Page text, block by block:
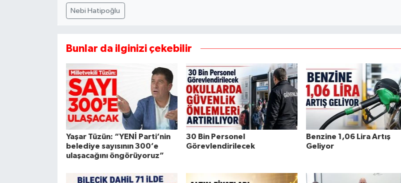
Nebi Hatipoğlu
Bunlar da ilginizi çekebilir
Yaşar Tüzün: “YENİ Parti’nin
belediye sayısının 300’e
ulaşacağını öngörüyoruz”
30 Bin Personel
Görevlendirilecek
Benzine 1,06 Lira Artış
Geliyor